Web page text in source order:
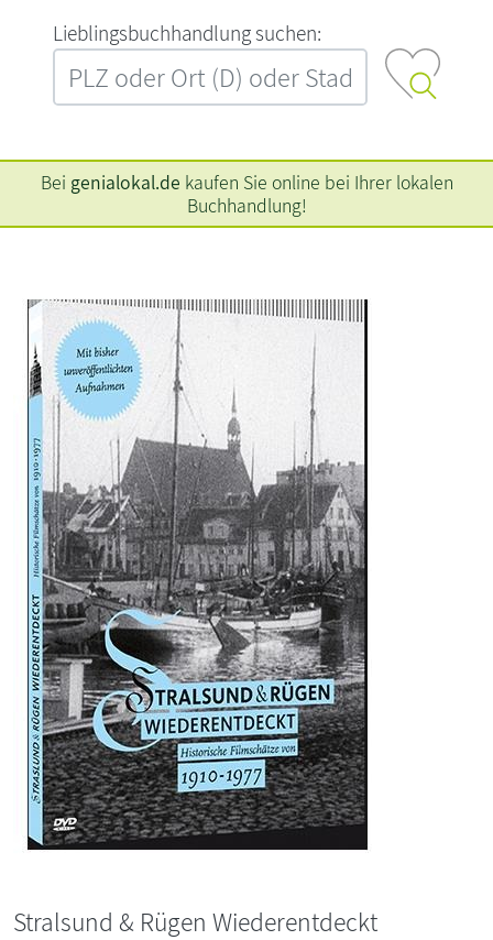
L‍i‍e‍b‍l‍i‍n‍g‍s‍b‍u‍c‍h‍h‍a‍n‍d‍l‍u‍n‍g‍ ‍s‍u‍c‍h‍e‍n‍:‍
Bei genialokal.de kaufen Sie online bei Ihrer lokalen
Buchhandlung!
Stralsund & Rügen Wiederentdeckt